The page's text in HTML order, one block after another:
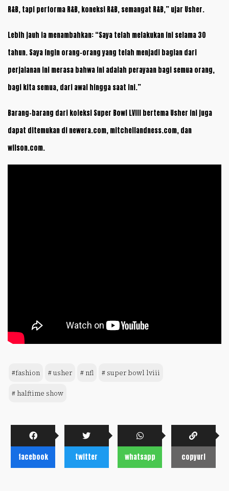
R&B, tapi performa R&B, koneksi R&B, semangat R&B,” ujar Usher.
Lebih jauh ia menambahkan: “Saya telah melakukan ini selama 30
tahun. Saya ingin orang-orang yang telah menjadi bagian dari
perjalanan ini merasa bahwa ini adalah perayaan bagi semua orang,
bagi kita semua, dari awal hingga saat ini.”
Barang-barang dari koleksi Super Bowl LVIII bertema Usher ini juga
dapat ditemukan di newera.com, mitchellandness.com, dan
wilson.com.
#fashion # usher # nfl # super bowl lviii
# halftime show
facebook twitter whatsapp copyurl